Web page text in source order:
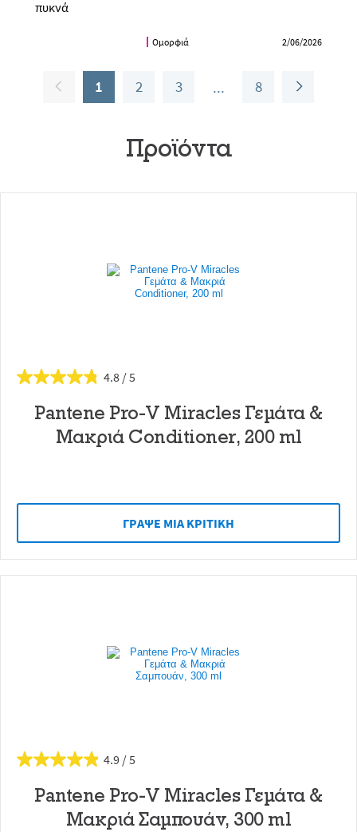
Ομορφιά 2/06/2026
1 2 3 8
Προϊόντα
4.8
Pantene Pro-V Miracles Γεμάτα &
Μακριά Conditioner, 200 ml
ΓΡAΨΕ ΜIΑ ΚΡΙΤΙΚH
4.9
Pantene Pro-V Miracles Γεμάτα &
Μακριά Σαμπουάν, 300 ml